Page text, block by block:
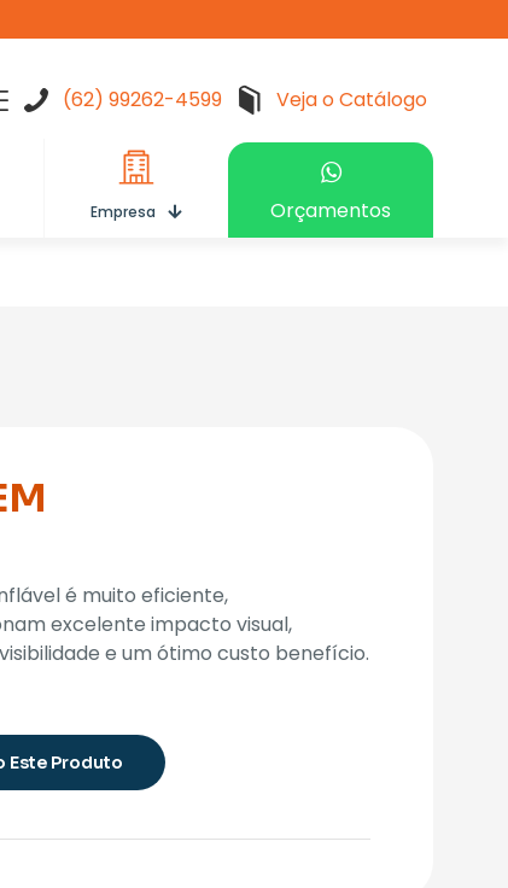
(62) 99262-4599 Veja o Catálogo
Empresa Orçamentos
é muito eficiente,
excelente impacto visual,
e um ótimo custo benefício.
Este Produto